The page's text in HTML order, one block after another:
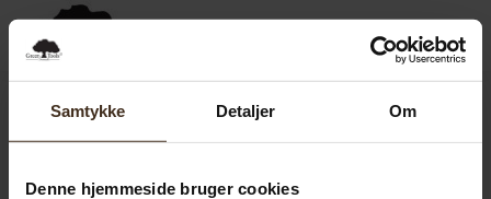
Samtykke Detaljer Om
Denne hjemmeside bruger cookies
0,00SEK 0